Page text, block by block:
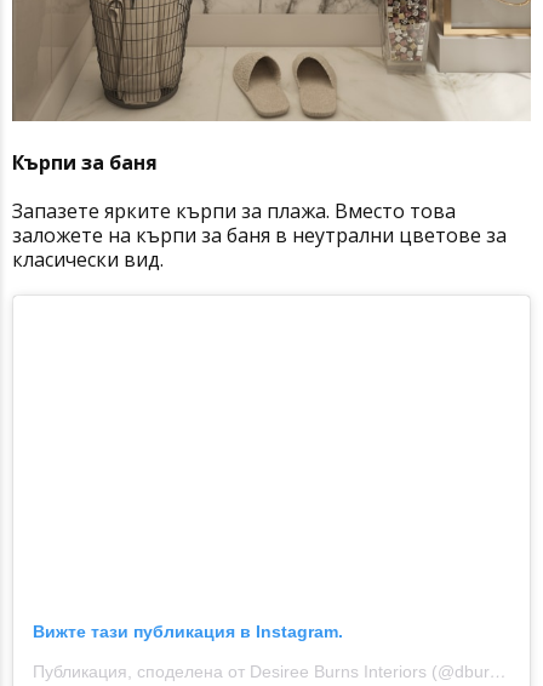
Кърпи за баня
Запазете ярките кърпи за плажа. Вместо това
заложете на кърпи за баня в неутрални цветове за
класически вид.
Вижте тази публикация в Instagram.
Публикация, споделена от Desiree Burns Interiors (@dburnsinteriors)